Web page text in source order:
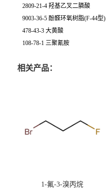
2809-21-4 羟基乙叉二膦酸
9003-36-5 酚醛环氧树脂(F-44型)
478-43-3 大黄酸
108-78-1 三聚氰胺
相关产品：
1-氟-3-溴丙烷